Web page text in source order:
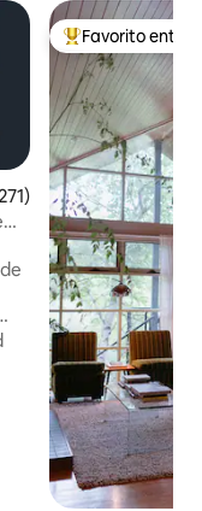
promedio: 4.93 de
Favorito entre
Favorito entre